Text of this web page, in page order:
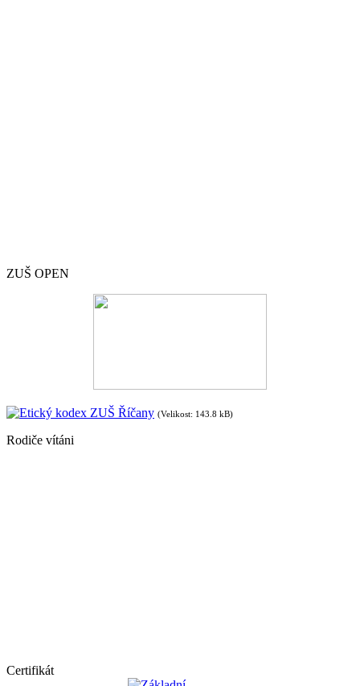
ZUŠ OPEN
Etický kodex ZUŠ Říčany (Velikost: 143.8 kB)
Rodiče vítáni
Certifikát